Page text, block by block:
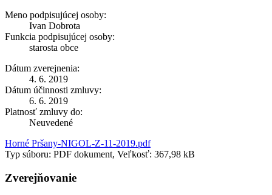
Meno podpisujúcej osoby:
Ivan Dobrota
Funkcia podpisujúcej osoby:
starosta obce
Dátum zverejnenia:
4. 6. 2019
Dátum účinnosti zmluvy:
6. 6. 2019
Platnosť zmluvy do:
Neuvedené
Horné Pršany-NIGOL-Z-11-2019.pdf
Typ súboru: PDF dokument, Veľkosť: 367,98 kB
Zverejňovanie